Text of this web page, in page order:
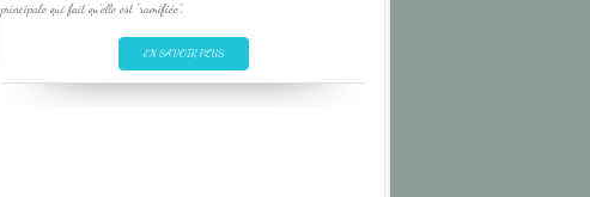
principale qui fait qu'elle est "ramifiée".
EN SAVOIR PLUS